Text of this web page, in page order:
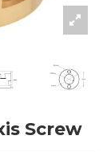
Screw